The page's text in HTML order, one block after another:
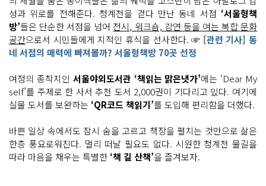
성과 위로를 전해준다. 청계천을 걷다 만난 동네 서점 ‘서울형책
방’들은 단순한 서점을 넘어 전시, 워크숍, 강연 등을 여는 복합 문화
공간으로서 시민들에게 지적인 휴식을 선사한다. ☞ [관련 기사] 동
네 서점의 매력에 빠져볼까? 서울형책방 70곳 선정
여정의 종착지인 서울야외도서관 ‘책읽는 맑은냇가’에는 ‘Dear My
self’를 주제로 한 사서 추천 도서 2,000권이 기다리고 있다. 여기에
실물 도서를 보완하는 ‘QR코드 책읽기’를 도입해 편리함을 더했다.
바쁜 일상 속에서도 잠시 숨을 고르고 책장을 펼치는 것만으로 삶은
한층 풍요로워진다. 멀리 떠날 필요도 없다. 시원한 청계천 물길을
따라 마음을 채우는 특별한 ‘책 길 산책’을 즐겨보자.